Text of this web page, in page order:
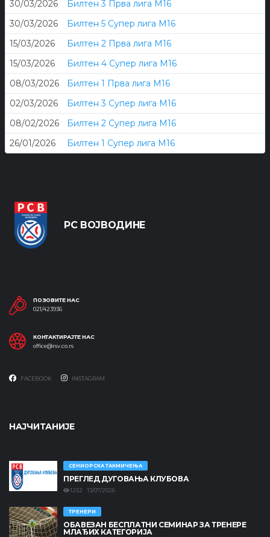
30/03/2026
Билтен 3 Прва лига М16
30/03/2026
Билтен 5 Супер лига М16
15/03/2026
Билтен 2 Прва лига М16
15/03/2026
Билтен 4 Супер лига М16
08/03/2026
Билтен 1 Прва лига М16
02/03/2026
Билтен 3 Супер лига М16
08/02/2026
Билтен 2 Супер лига М16
26/01/2026
Билтен 1 Супер лига М16
РС ВОЈВОДИНЕ
ПОЗОВИТЕ НАС
021/423936
КОНТАКТИРАЈТЕ НАС
office@rsv.co.rs
FACEBOOK INSTAGRAM
НАЈЧИТАНИЈЕ
СЕНИОРСКА ТАКМИЧЕЊА
ПРЕГЛЕД ДУГОВАЊА КЛУБОВА
1252 13/07/2026
ТРЕНЕРИ
ОБАВЕЗАН БЕСПЛАТНИ СЕМИНАР ЗА ТРЕНЕРЕ
МЛАЂИХ КАТЕГОРИЈА